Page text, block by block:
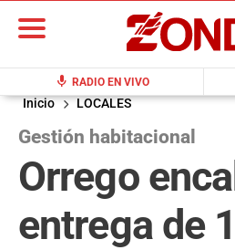
mic RADIO EN VIVO
Inicio LOCALES
Gestión habitacional
Orrego
entrega de